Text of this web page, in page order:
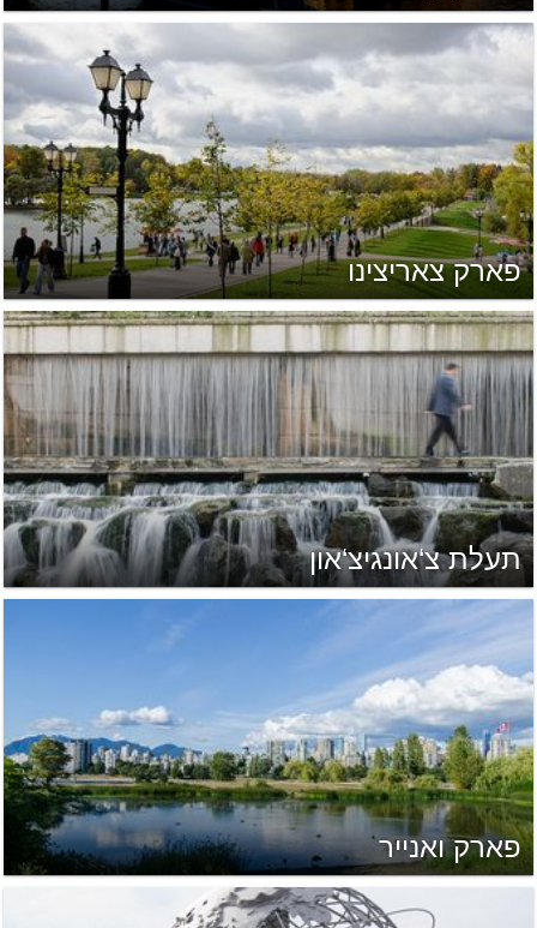
פארק צאריצינו
תעלת צ‘אונגיצ‘און
פארק ואנייר